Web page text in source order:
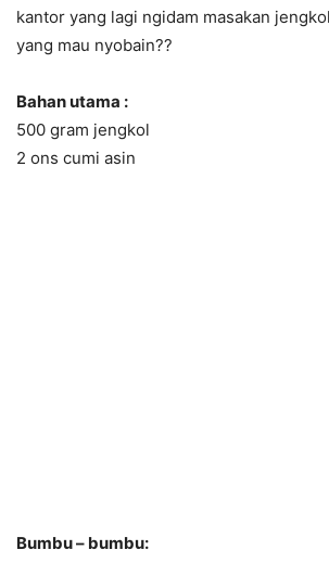
kantor yang lagi ngidam masakan
yang mau nyobain??
Bahan utama :
500 gram jengkol
2 ons cumi asin
Bumbu – bumbu: